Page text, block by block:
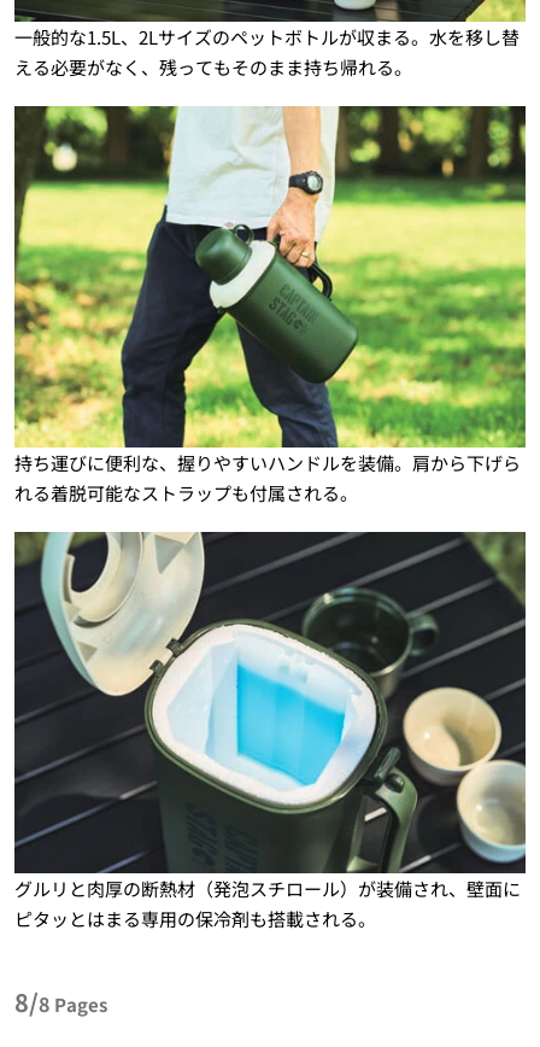
一般的な1.5L、2Lサイズのペットボトルが収まる。水を移し替
える必要がなく、残ってもそのまま持ち帰れる。
持ち運びに便利な、握りやすいハンドルを装備。肩から下げら
れる着脱可能なストラップも付属される。
グルリと肉厚の断熱材（発泡スチロール）が装備され、壁面に
ピタッとはまる専用の保冷剤も搭載される。
8/8 Pages